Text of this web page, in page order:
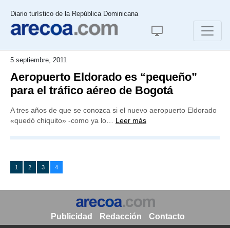
Diario turístico de la República Dominicana
5 septiembre, 2011
Aeropuerto Eldorado es “pequeño”
para el tráfico aéreo de Bogotá
A tres años de que se conozca si el nuevo aeropuerto Eldorado
«quedó chiquito» -como ya lo… Leer más
1 2 3 4
Publicidad Redacción Contacto